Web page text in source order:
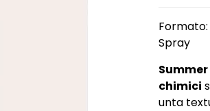
Spray
Summer
chimici
unta